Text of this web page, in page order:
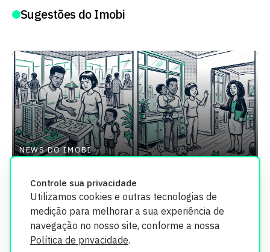
Sugestões do Imobi
NEWS DO IMOBI
Intenção de compra sobe, mas
classe média só consegue
comprar imóveis usados
Imobi Report 8 min
Controle sua privacidade
Utilizamos cookies e outras tecnologias de
medição para melhorar a sua experiência de
navegação no nosso site, conforme a nossa
Política de privacidade.